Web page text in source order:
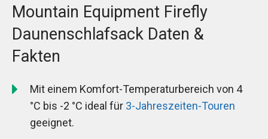
Mountain Equipment Firefly
Daunenschlafsack Daten &
Fakten
Mit einem Komfort-Temperaturbereich von 4
°C bis -2 °C ideal für 3-Jahreszeiten-Touren
geeignet.